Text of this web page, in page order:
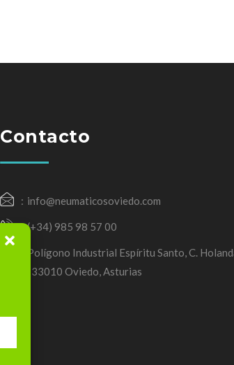
Contacto
info@neumaticosoviedo.com
(+34) 985 98 57 00
Polígono Industrial Espíritu Santo, C.
3, 33010 Oviedo, Asturias